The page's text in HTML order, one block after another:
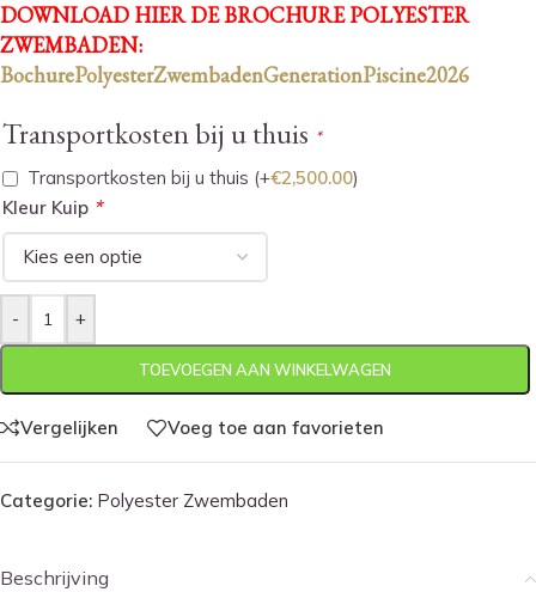
DOWNLOAD HIER DE BROCHURE POLYESTER
ZWEMBADEN:
BochurePolyesterZwembadenGenerationPiscine2026
Transportkosten bij u thuis *
Transportkosten bij u thuis (+€2,500.00)
Kleur Kuip *
- +
TOEVOEGEN AAN WINKELWAGEN
Vergelijken Voeg toe aan favorieten
Categorie: Polyester Zwembaden
Beschrijving